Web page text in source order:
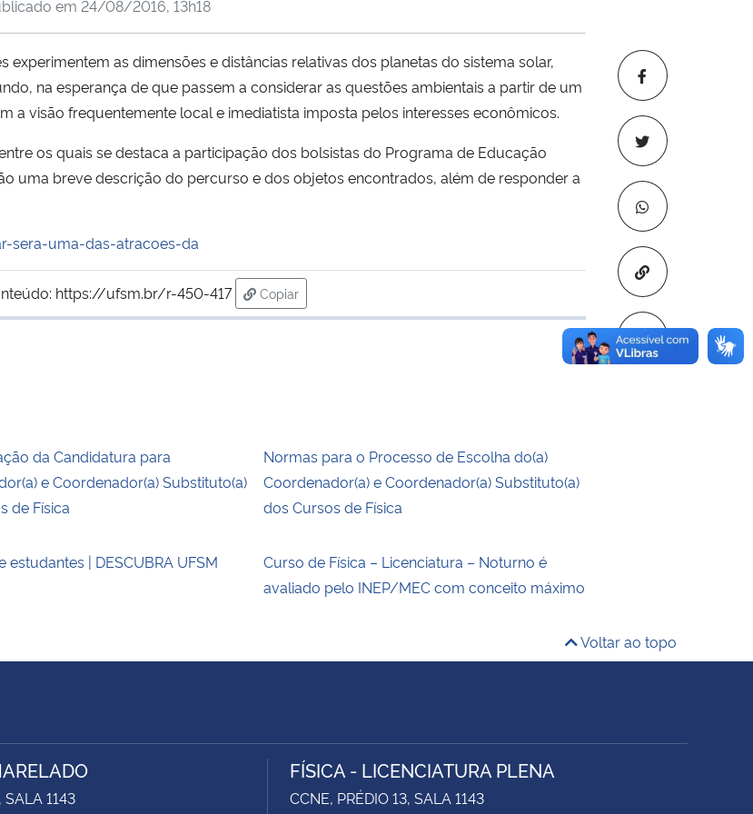
Copiar para
em 24/08/2016, 13h18
as dimensões e distâncias relativas dos planetas do sistema solar,
na esperança de que passem a considerar as questões ambientais a partir de um
a visão frequentemente local e imediatista imposta pelos interesses econômicos.
os quais se destaca a participação dos bolsistas do Programa de Educação
uma breve descrição do percurso e dos objetos encontrados, além de responder a
sera-uma-das-atracoes-da
https://ufsm.br/r-450-417
Copiar
para área de transferência
da Candidatura para
e Coordenador(a) Substituto(a)
de Física
Normas para o Processo de Escolha do(a)
Coordenador(a) e Coordenador(a) Substituto(a)
dos Cursos de Física
estudantes | DESCUBRA UFSM
Curso de Física – Licenciatura – Noturno é
avaliado pelo INEP/MEC com conceito máximo
Voltar ao topo
SALA 1143
FÍSICA - LICENCIATURA PLENA
CCNE, PRÉDIO 13, SALA 1143